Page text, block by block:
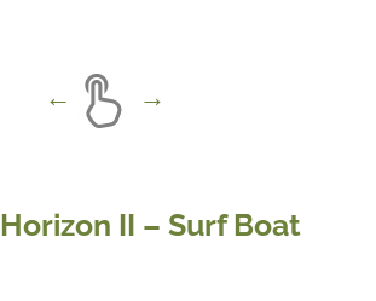
Horizon II – Surf Boat